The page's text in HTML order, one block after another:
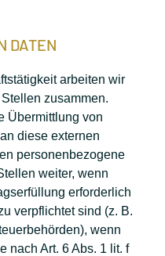
DATEN
arbeiten wir
zusammen.
Übermittlung von
diese externen
personenbezogene
weiter, wenn
erforderlich
verpflichtet sind (z. B.
wenn
nach Art. 6 Abs. 1 lit. f